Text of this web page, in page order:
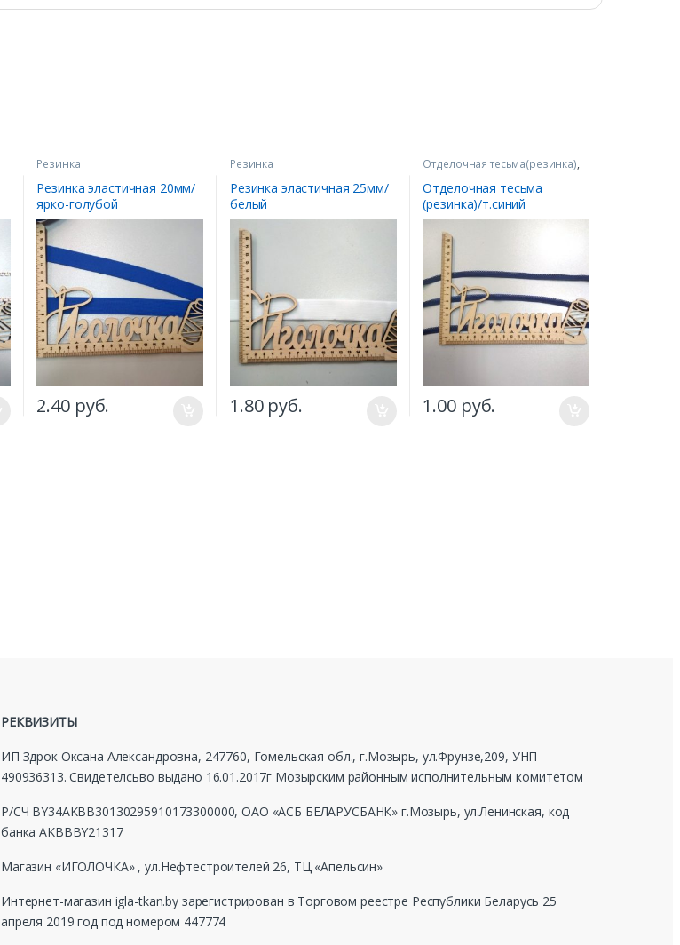
Резинка
Резинка эластичная 20мм/
ярко-голубой
2.40 руб.
Резинка
Резинка эластичная 25мм/
белый
1.80 руб.
Отделочная тесьма(резинка),
Резинка
Отделочная тесьма
(резинка)/т.синий
1.00 руб.
РЕКВИЗИТЫ
ИП Здрок Оксана Александровна, 247760, Гомельская обл., г.Мозырь, ул.Фрунзе,209, УНП
490936313. Свидетелсьво выдано 16.01.2017г Мозырским районным исполнительным комитетом
Р/СЧ BY34AKBB30130295910173300000, ОАО «АСБ БЕЛАРУСБАНК» г.Мозырь, ул.Ленинская, код
банка AKBBBY21317
Магазин «ИГОЛОЧКА» , ул.Нефтестроителей 26, ТЦ «Апельсин»
Интернет-магазин igla-tkan.by зарегистрирован в Торговом реестре Республики Беларусь 25
апреля 2019 год под номером 447774